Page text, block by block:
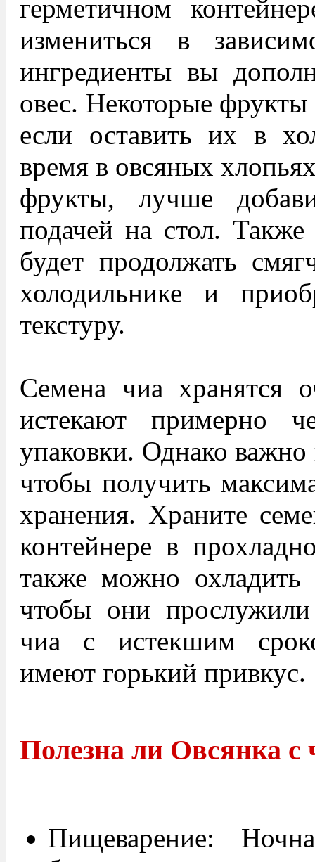
герметичном
измениться в
ингредиенты вы
овес. Некоторые
если оставить их в
время в овсяных
фрукты, лучше
подачей на стол.
будет продолжать
холодильнике и
текстуру.
Семена чиа хранятся
истекают примерно
упаковки. Однако
чтобы получить
хранения. Храните
контейнере в
также можно охладить
чтобы они
чиа с истекшим
имеют горький привкус.
Полезна ли Овсянка с
Пищеварение: